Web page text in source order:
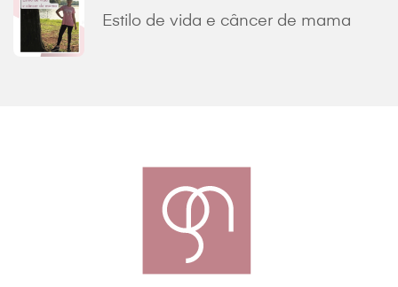
Estilo de vida e câncer de mama